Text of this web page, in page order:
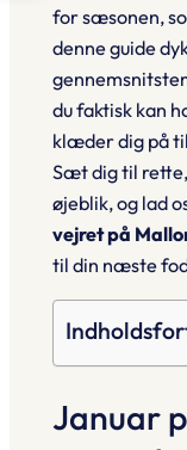
for sæsonen,
denne guide
du faktisk kan
klæder dig på
Sæt dig til
øjeblik, og lad
vejret på
til din næste
Januar